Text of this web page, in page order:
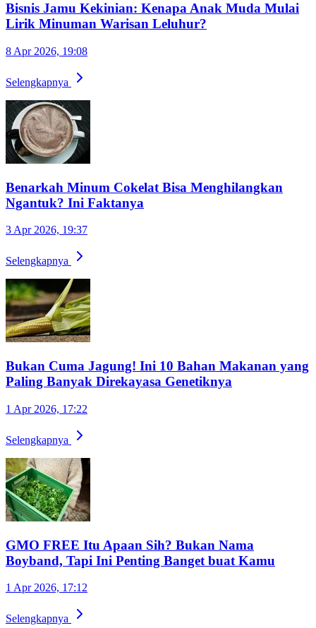
Bisnis Jamu Kekinian: Kenapa Anak Muda Mulai
Lirik Minuman Warisan Leluhur?
8 Apr 2026, 19:08
Selengkapnya
Benarkah Minum Cokelat Bisa Menghilangkan
Ngantuk? Ini Faktanya
3 Apr 2026, 19:37
Selengkapnya
Bukan Cuma Jagung! Ini 10 Bahan Makanan yang
Paling Banyak Direkayasa Genetiknya
1 Apr 2026, 17:22
Selengkapnya
GMO FREE Itu Apaan Sih? Bukan Nama
Boyband, Tapi Ini Penting Banget buat Kamu
1 Apr 2026, 17:12
Selengkapnya